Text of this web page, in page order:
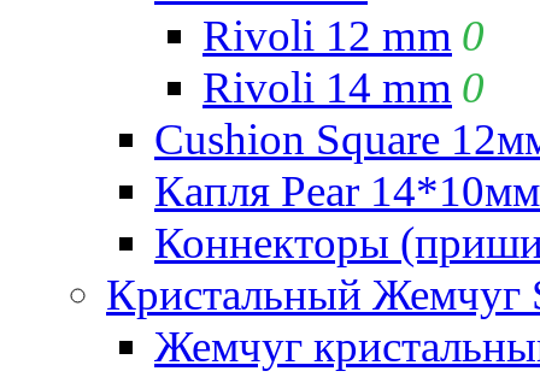
Rivoli 12 mm 0
Rivoli 14 mm 0
Cushion Square
Капля Pear
Коннекторы
Кристальный Жемчуг
Жемчуг